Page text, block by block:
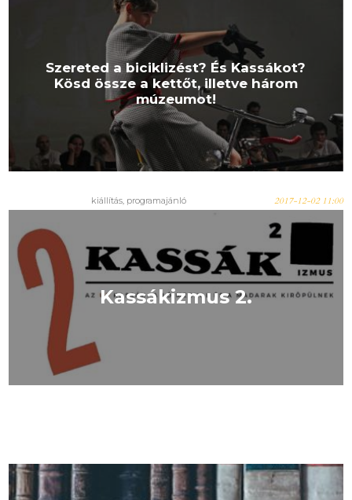
Szereted a biciklizést? És Kassákot?
Kösd össze a kettőt, illetve három
múzeumot!
kiállítás, programajánló 2017-12-02 11:00
Kassákizmus 2.